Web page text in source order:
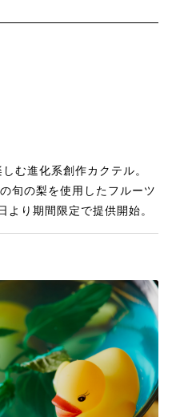
む進化系創作カクテル。
の梨を使用したフルーツ
り期間限定で提供開始。